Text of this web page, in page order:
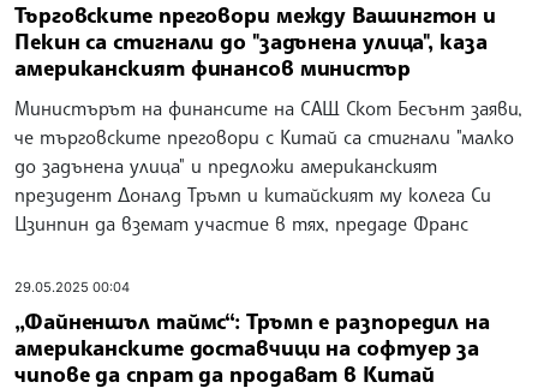
Търговските преговори между Вашингтон и
Пекин са стигнали до "задънена улица", каза
американският финансов министър
Министърът на финансите на САЩ Скот Бесънт заяви,
че търговските преговори с Китай са стигнали "малко
до задънена улица" и предложи американският
президент Доналд Тръмп и китайският му колега Си
Цзинпин да вземат участие в тях, предаде Франс
29.05.2025 00:04
„Файненшъл таймс“: Тръмп е разпоредил на
американските доставчици на софтуер за
чипове да спрат да продават в Китай